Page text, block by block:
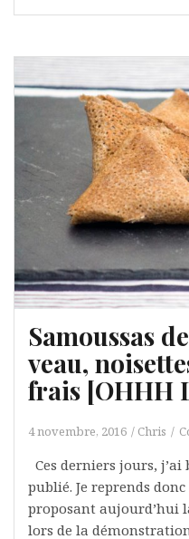
Samoussas
veau,
frais [OHHH
4 novembre, 2016 Chris
Ces derniers jours,
publié. Je reprends
proposant aujourd’hui
lors de la